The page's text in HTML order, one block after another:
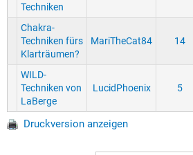
Techniken
Chakra-
Techniken fürs
Klarträumen?
MariTheCat84 14
WILD-
Techniken von
LaBerge
LucidPhoenix 5
Druckversion anzeigen